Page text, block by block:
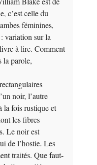
c’est celle du
féminines,
variation sur la
à lire. Comment
la parole,
noir, l’autre
la fois rustique et
les fibres
Le noir est
de l’hostie. Les
traités. Que faut-